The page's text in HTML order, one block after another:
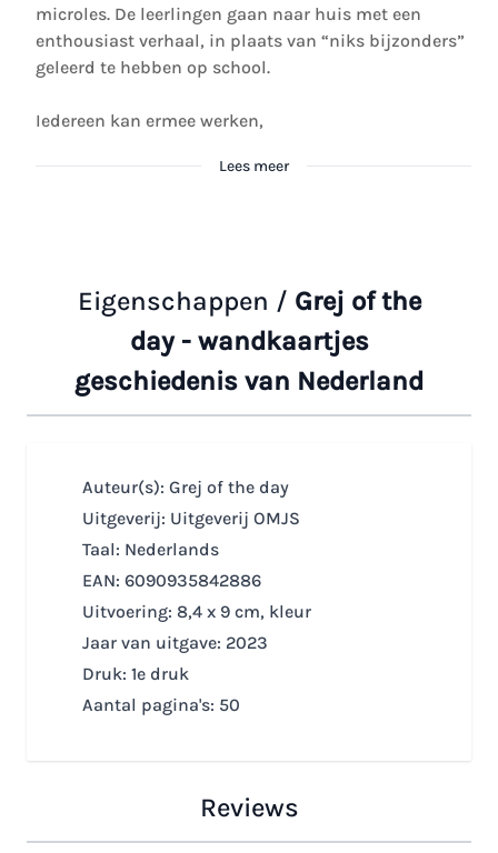
microles. De leerlingen gaan naar huis met een
enthousiast verhaal, in plaats van “niks bijzonders”
geleerd te hebben op school.
Iedereen kan ermee werken,
Lees meer
Eigenschappen / Grej of the
day - wandkaartjes
geschiedenis van Nederland
Auteur(s): Grej of the day
Uitgeverij: Uitgeverij OMJS
Taal: Nederlands
EAN: 6090935842886
Uitvoering: 8,4 x 9 cm, kleur
Jaar van uitgave: 2023
Druk: 1e druk
Aantal pagina's: 50
Reviews